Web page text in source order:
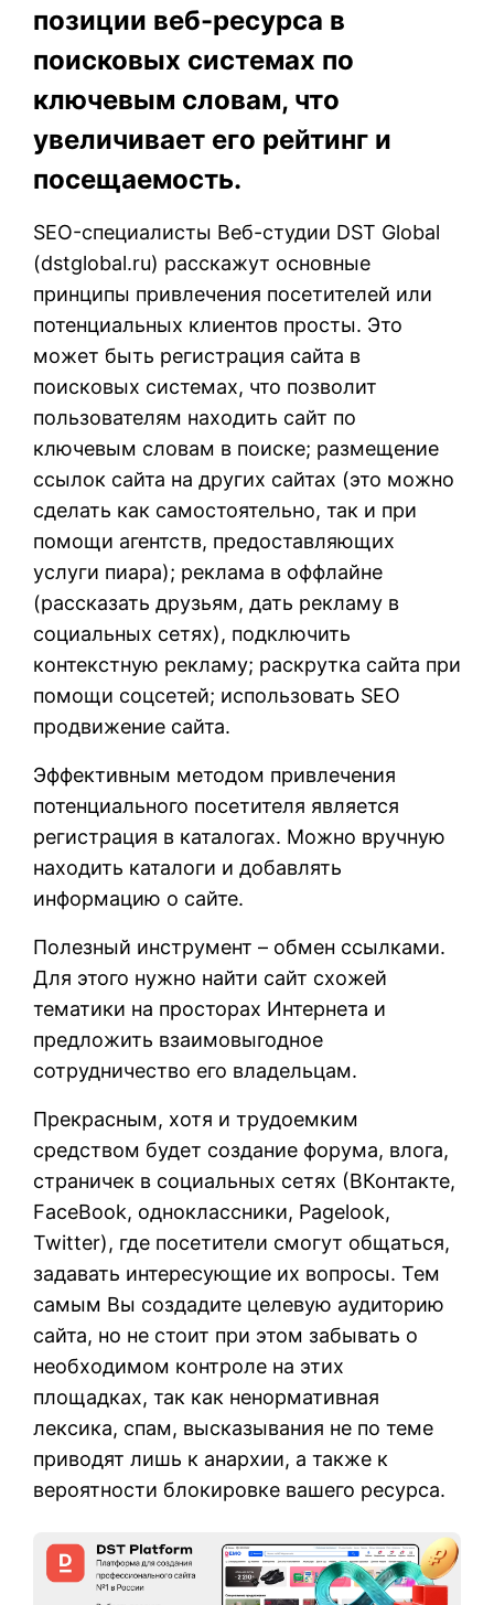
позиции веб-ресурса в
поисковых системах по
ключевым словам, что
увеличивает его рейтинг и
посещаемость.
SEO-специалисты Веб-студии DST Global
(dstglobal.ru) расскажут основные
принципы привлечения посетителей или
потенциальных клиентов просты. Это
может быть регистрация сайта в
поисковых системах, что позволит
пользователям находить сайт по
ключевым словам в поиске; размещение
ссылок сайта на других сайтах (это можно
сделать как самостоятельно, так и при
помощи агентств, предоставляющих
услуги пиара); реклама в оффлайне
(рассказать друзьям, дать рекламу в
социальных сетях), подключить
контекстную рекламу; раскрутка сайта при
помощи соцсетей; использовать SEO
продвижение сайта.
Эффективным методом привлечения
потенциального посетителя является
регистрация в каталогах. Можно вручную
находить каталоги и добавлять
информацию о сайте.
Полезный инструмент – обмен ссылками.
Для этого нужно найти сайт схожей
тематики на просторах Интернета и
предложить взаимовыгодное
сотрудничество его владельцам.
Прекрасным, хотя и трудоемким
средством будет создание форума, влога,
страничек в социальных сетях (ВКонтакте,
FaceBook, одноклассники, Pagelook,
Twitter), где посетители смогут общаться,
задавать интересующие их вопросы. Тем
самым Вы создадите целевую аудиторию
сайта, но не стоит при этом забывать о
необходимом контроле на этих
площадках, так как ненормативная
лексика, спам, высказывания не по теме
приводят лишь к анархии, а также к
вероятности блокировке вашего ресурса.